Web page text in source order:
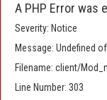
A PHP Error was
Severity: Notice
Message: Undefined
Filename: client/
Line Number: 303